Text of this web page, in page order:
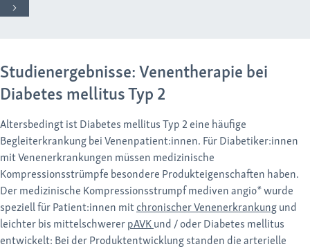
Studienergebnisse: Venentherapie bei
Diabetes mellitus Typ 2
Altersbedingt ist Diabetes mellitus Typ 2 eine häufige
Begleiterkrankung bei Venenpatient:innen. Für Diabetiker:innen
mit Venenerkrankungen müssen medizinische
Kompressionsstrümpfe besondere Produkteigenschaften haben.
Der medizinische Kompressionsstrumpf mediven angio* wurde
speziell für Patient:innen mitchronischer Venenerkrankungund
leichter bis mittelschwererpAVKund / oder Diabetes mellitus
entwickelt: Bei der Produktentwicklung standen die arterielle